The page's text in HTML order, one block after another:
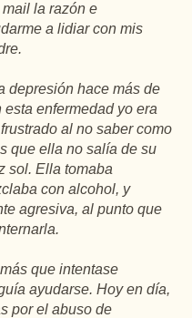
la razón e
a lidiar con mis
depresión hace más de
enfermedad yo era
al no saber como
que ella no salía de su
sol. Ella tomaba
con alcohol, y
agresiva, al punto que
que intentase
ayudarse. Hoy en día,
por el abuso de